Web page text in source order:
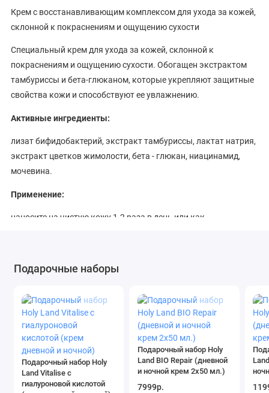
Крем с восстанавливающим комплексом для ухода за кожей,
склонной к покраснениям и ощущению сухости
Специальный крем для ухода за кожей, склонной к
покраснениям и ощущению сухости. Обогащен экстрактом
тамбуриссы и бета-глюканом, которые укрепляют защитные
свойства кожи и способствуют ее увлажнению.
Активные ингредиенты:
лизат бифидобактерий, экстракт тамбуриссы, лактат натрия,
экстракт цветков жимолости, бета - глюкан, ниацинамид,
мочевина.
Применение:
наносите на чистую кожу 1-2 раза в день или как
ISONONANOATE, CAPRYLIC/CAPRIC TRIGLYCERIDE, PROPYLENE
GLYCOL, SORBITOL, CETYL ALCOHOL, ETHYLHEXYL
ISONONANOATE, PALMITIC ACID, STEARIC ACID, GLYCERYL
STEARATE, PEG-100 STEARATE, BIFIDA FERMENT LYSATE, CETYL
PALMITATE, BUTYLENE GLYCOL, TRIETHANOLAMINE, CETYL
PHOSPHATE, PHENOXYETHANOL, CAPRYLOYL GLYCINE,
AMMONIUM ACRYLOYLDIMETHYLTAURATE/VP COPOLYMER,
Подарочные наборы
Подарочный набор Holy
Land Vitalise с
гиалуроновой кислотой
Подарочный набор Holy
Land BIO Repair (дневной
и ночной крем 2х50 мл.)
7999р.